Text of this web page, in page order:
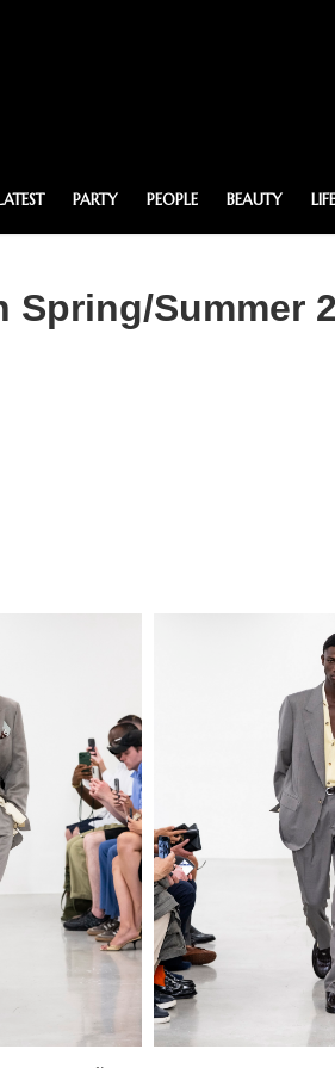
PARTY PEOPLE BEAUTY
Spring/Summer